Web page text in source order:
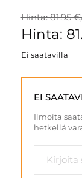
Hinta: 81.95
Hinta:
Ei saatavilla
EI
Ilmoita
hetkellä